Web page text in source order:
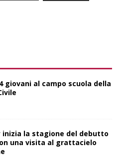
giovani al campo scuola della
inizia la stagione del debutto
una visita al grattacielo